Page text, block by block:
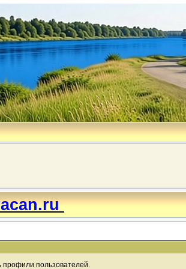
профили пользователей.